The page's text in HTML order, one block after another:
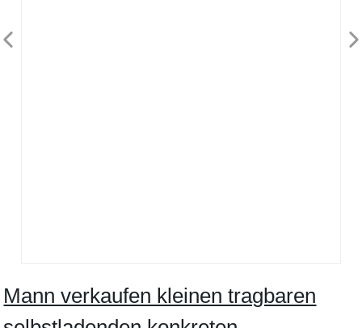
Mann verkaufen kleinen tragbaren